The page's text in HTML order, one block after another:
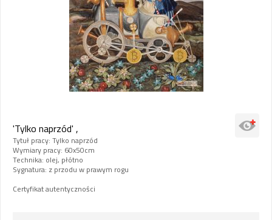
'Tylko naprzód' ,
Tytuł pracy: Tylko naprzód
Wymiary pracy: 60x50cm
Technika: olej, płótno
Sygnatura: z przodu w prawym rogu
Certyfikat autentyczności